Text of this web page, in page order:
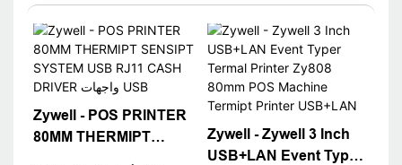
Zywell - POS PRINTER
80MM THERMIPT
Zywell - Zywell 3 Inch
USB+LAN Event Typer